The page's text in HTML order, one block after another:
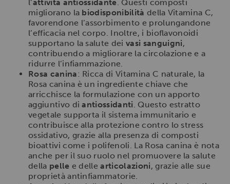
l’attività antiossidante . Questi composti
migliorano la biodisponibilità della Vitamina C,
favorendone l’assorbimento e prolungandone
l’efficacia nel corpo. Inoltre, i bioflavonoidi
supportano la salute deivasi sanguigni,
contribuendo a migliorare la circolazione e a
ridurre l’infiammazione.
Rosa canina: Ricca di Vitamina C naturale, la
Rosa canina è un ingrediente chiave che
arricchisce la formulazione con un apporto
aggiuntivo diantiossidanti . Questo estratto
vegetale supporta il sistema immunitario e
contribuisce alla protezione contro lo stress
ossidativo, grazie alla presenza di composti
bioattivi come i polifenoli. La Rosa canina è nota
anche per il suo ruolo nel promuovere la salute
della pelle e dellearticolazioni, grazie alle sue
proprietà antinfiammatorie.